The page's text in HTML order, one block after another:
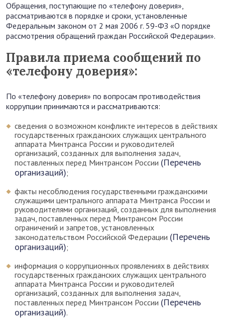
Обращения, поступающие по «телефону доверия»,
рассматриваются в порядке и сроки, установленные
Федеральным законом от 2 мая 2006 г. 59-ФЗ «О порядке
рассмотрения обращений граждан Российской Федерации».
Правила приема сообщений по
«телефону доверия»:
По «телефону доверия» по вопросам противодействия
коррупции принимаются и рассматриваются:
сведения о возможном конфликте интересов в действиях
государственных гражданских служащих центрального
аппарата Минтранса России и руководителей
организаций, созданных для выполнения задач,
поставленных перед Минтрансом России (Перечень
организаций);
факты несоблюдения государственными гражданскими
служащими центрального аппарата Минтранса России и
руководителями организаций, созданных для выполнения
задач, поставленных перед Минтрансом России
ограничений и запретов, установленных
законодательством Российской Федерации (Перечень
организаций);
информация о коррупционных проявлениях в действиях
государственных гражданских служащих центрального
аппарата Минтранса России и руководителей
организаций, созданных для выполнения задач,
поставленных перед Минтрансом России (Перечень
организаций).